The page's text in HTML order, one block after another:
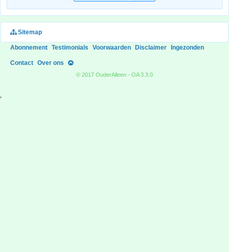
Sitemap
Abonnement Testimonials Voorwaarden Disclaimer Ingezonden
Contact Over ons
© 2017 OuderAlleen - OA 3.3.0